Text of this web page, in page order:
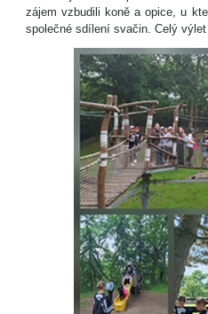
zájem vzbudili koně a opice, u
společné sdílení svačin. Celý